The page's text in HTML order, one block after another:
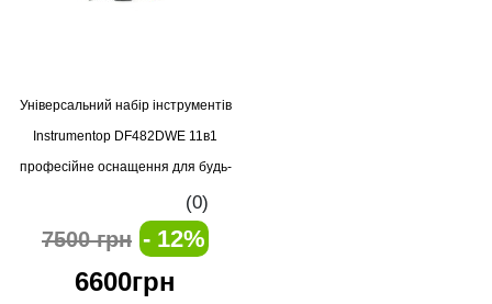
Універсальний набір інструментів
Instrumentop DF482DWE 11в1
професійне оснащення для будь-
(0)
7500 грн - 12%
6600грн